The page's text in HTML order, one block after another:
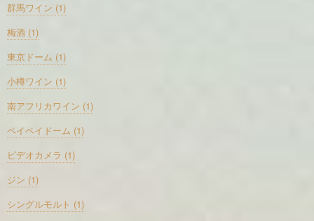
群馬ワイン (1)
梅酒 (1)
東京ドーム (1)
小樽ワイン (1)
南アフリカワイン (1)
ペイペイドーム (1)
ビデオカメラ (1)
ジン (1)
シングルモルト (1)